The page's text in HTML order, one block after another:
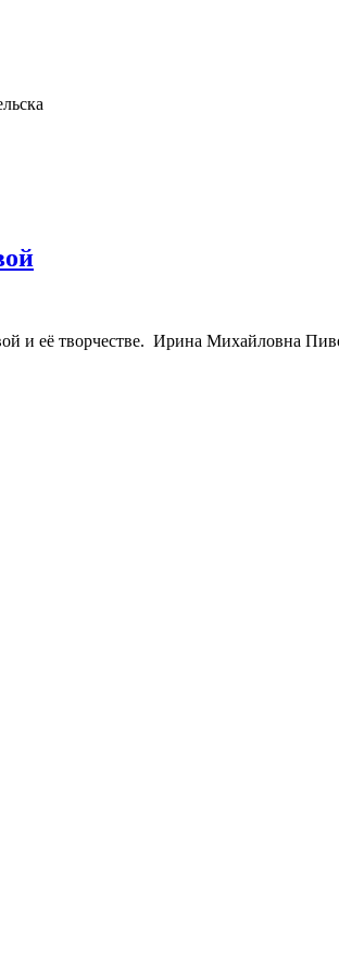
и её творчестве. Ирина Михайловна